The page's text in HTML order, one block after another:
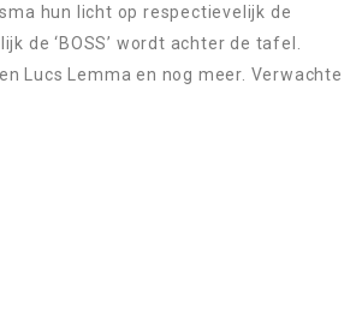
hun licht op respectievelijk de
de ‘BOSS’ wordt achter de tafel.
Lucs Lemma en nog meer. Verwachte